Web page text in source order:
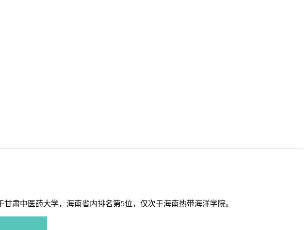
肃中医药大学，海南省内排名第5位，仅次于海南热带海洋学院。